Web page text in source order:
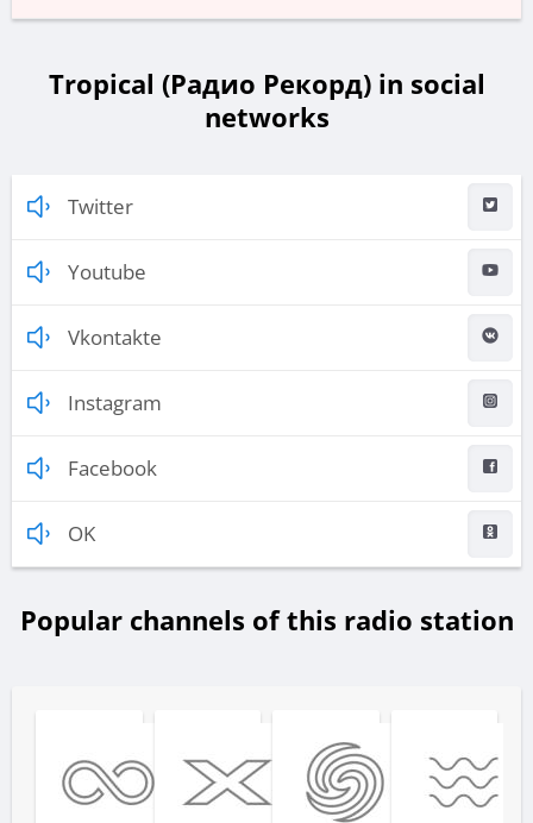
Tropical (Радио Рекорд) in social
networks
Twitter
Youtube
Vkontakte
Instagram
Facebook
OK
Popular channels of this radio station